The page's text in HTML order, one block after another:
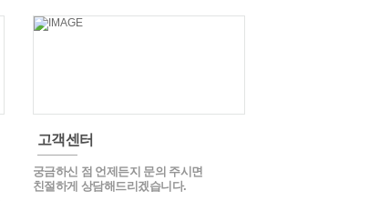
고객센터
궁금하신 점 언제든지 문의 주시면
친절하게 상담해드리겠습니다.